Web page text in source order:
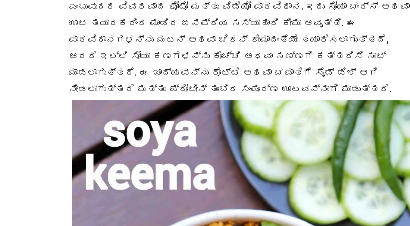
ಎಂಬುವುದರ ವಿವರವಾದ ಫೋಟೋ ಮತ್ತು ವಿಡಿಯೋ ಪಾಕವಿಧಾನ. ಇದು ಸೋಯಾ ಚಂಕ್ಸ್ ಅಥವಾ
ಊಟ ತಯಾರಕರಿಂದ ಮಾಡಿದ ಜನಪ್ರಿಯ ಸಸ್ಯಾಹಾರಿ ಕೀಮಾ ಆವೃತ್ತಿ. ಈ
ಪಾಕವಿಧಾನಗಳನ್ನು ಮಟನ್ ಅಥವಾ ಚಿಕನ್ ಕೀಮಾದಂತೆಯೇ ತಯಾರಿಸಲಾಗುತ್ತದೆ,
ಆದರೆ ಇಲ್ಲಿ ಸೋಯಾ ಕಣಗಳನ್ನು ಕೊಚ್ಚಿ ಅಥವಾ ಸಣ್ಣಗೆ ಕತ್ತರಿಸಿ ಸಾಟ್
ಮಾಡಲಾಗುತ್ತದೆ. ಈ ಖಾದ್ಯವನ್ನು ರೊಟ್ಟಿ ಅಥವಾ ಚಪಾತಿಗೆ ಸೈಡ್ ಡಿಶ್ ಆಗಿ
ನೀಡಲಾಗುತ್ತದೆ ಮತ್ತು ಪ್ರೋಟೀನ್ ತುಂಬಿದ ಸಂಪೂರ್ಣ ಊಟವನ್ನಾಗಿ ಮಾಡುತ್ತದೆ.